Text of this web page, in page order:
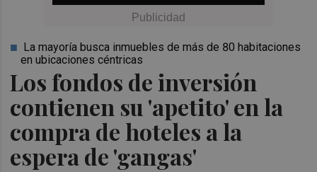
Los fondos de inversión
contienen su 'apetito' en la
compra de hoteles a la
espera de 'gangas'
La mayoría busca inmuebles de más de 80 habitaciones
en ubicaciones céntricas